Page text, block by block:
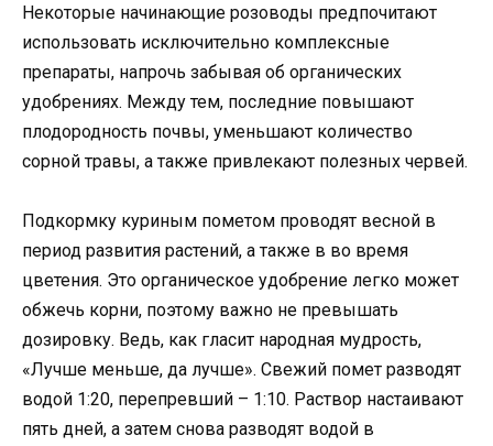
Некоторые начинающие розоводы предпочитают
использовать исключительно комплексные
препараты, напрочь забывая об органических
удобрениях. Между тем, последние повышают
плодородность почвы, уменьшают количество
сорной травы, а также привлекают полезных червей.
Подкормку куриным пометом проводят весной в
период развития растений, а также в во время
цветения. Это органическое удобрение легко может
обжечь корни, поэтому важно не превышать
дозировку. Ведь, как гласит народная мудрость,
«Лучше меньше, да лучше». Свежий помет разводят
водой 1:20, перепревший – 1:10. Раствор настаивают
пять дней, а затем снова разводят водой в